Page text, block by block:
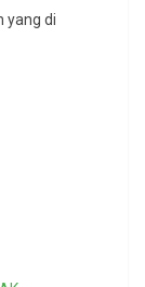
yang di